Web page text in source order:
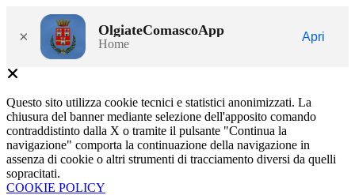
× OlgiateComascoApp
Home
Apri
Questo sito utilizza cookie tecnici e statistici anonimizzati. La
chiusura del banner mediante selezione dell'apposito comando
contraddistinto dalla X o tramite il pulsante "Continua la
navigazione" comporta la continuazione della navigazione in
assenza di cookie o altri strumenti di tracciamento diversi da quelli
sopracitati.
COOKIE POLICY